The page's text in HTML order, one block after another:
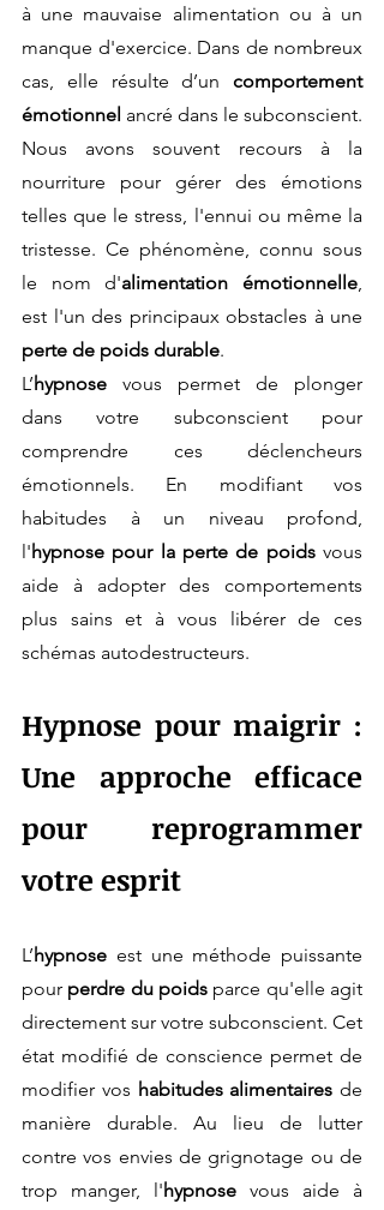
à une mauvaise alimentation ou à un
manque d'exercice. Dans de nombreux
cas, elle résulte d’un comportement
émotionnel ancré dans le subconscient.
Nous avons souvent recours à la
nourriture pour gérer des émotions
telles que le stress, l'ennui ou même la
tristesse. Ce phénomène, connu sous
le nom d'alimentation émotionnelle,
perte de poids durable.
L’hypnose vous permet de plonger
dans votre subconscient pour
comprendre ces déclencheurs
émotionnels. En modifiant vos
habitudes à un niveau profond,
l'hypnose pour la perte de poids vous
aide à adopter des comportements
plus sains et à vous libérer de ces
schémas autodestructeurs.
Hypnose pour maigrir :
Une approche efficace
pour reprogrammer
votre esprit
L’hypnose est une méthode puissante
pour perdre du poids parce qu'elle agit
directement sur votre subconscient. Cet
état modifié de conscience permet de
modifier vos habitudes alimentaires de
manière durable. Au lieu de lutter
contre vos envies de grignotage ou de
trop manger, l'hypnose vous aide à